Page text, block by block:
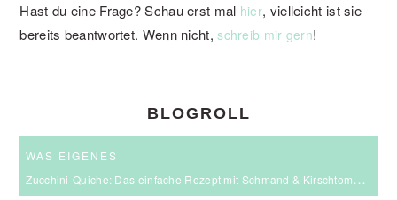
Hast du eine Frage? Schau erst mal hier, vielleicht ist sie
bereits beantwortet. Wenn nicht,schreib mir gern!
BLOGROLL
WAS EIGENES
Zucchini-Quiche: Das einfache Rezept mit Schmand & Kirschtomaten